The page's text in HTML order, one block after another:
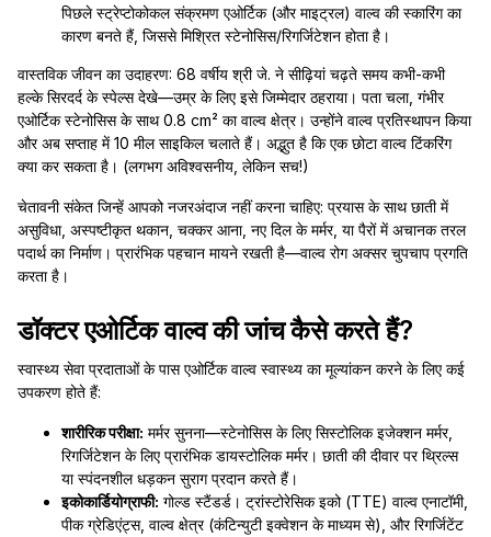
पिछले स्ट्रेप्टोकोकल संक्रमण एओर्टिक (और माइट्रल) वाल्व की स्कारिंग का
कारण बनते हैं, जिससे मिश्रित स्टेनोसिस/रिगर्जिटेशन होता है।
वास्तविक जीवन का उदाहरण: 68 वर्षीय श्री जे. ने सीढ़ियां चढ़ते समय कभी-कभी
हल्के सिरदर्द के स्पेल्स देखे—उम्र के लिए इसे जिम्मेदार ठहराया। पता चला, गंभीर
एओर्टिक स्टेनोसिस के साथ 0.8 cm² का वाल्व क्षेत्र। उन्होंने वाल्व प्रतिस्थापन किया
और अब सप्ताह में 10 मील साइकिल चलाते हैं। अद्भुत है कि एक छोटा वाल्व टिंकरिंग
क्या कर सकता है। (लगभग अविश्वसनीय, लेकिन सच!)
चेतावनी संकेत जिन्हें आपको नजरअंदाज नहीं करना चाहिए: प्रयास के साथ छाती में
असुविधा, अस्पष्टीकृत थकान, चक्कर आना, नए दिल के मर्मर, या पैरों में अचानक तरल
पदार्थ का निर्माण। प्रारंभिक पहचान मायने रखती है—वाल्व रोग अक्सर चुपचाप प्रगति
करता है।
डॉक्टर एओर्टिक वाल्व की जांच कैसे करते हैं?
स्वास्थ्य सेवा प्रदाताओं के पास एओर्टिक वाल्व स्वास्थ्य का मूल्यांकन करने के लिए कई
उपकरण होते हैं:
शारीरिक परीक्षा: मर्मर सुनना—स्टेनोसिस के लिए सिस्टोलिक इजेक्शन मर्मर,
रिगर्जिटेशन के लिए प्रारंभिक डायस्टोलिक मर्मर। छाती की दीवार पर थ्रिल्स
या स्पंदनशील धड़कन सुराग प्रदान करते हैं।
इकोकार्डियोग्राफी: गोल्ड स्टैंडर्ड। ट्रांस्टोरेसिक इको (TTE) वाल्व एनाटॉमी,
पीक ग्रेडिएंट्स, वाल्व क्षेत्र (कंटिन्युटी इक्वेशन के माध्यम से), और रिगर्जिटेंट